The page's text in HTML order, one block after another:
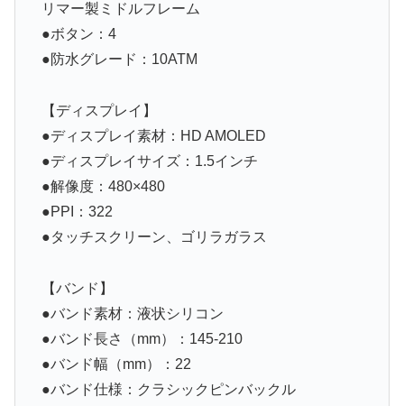
リマー製ミドルフレーム
●ボタン：4
●防水グレード：10ATM
【ディスプレイ】
●ディスプレイ素材：HD AMOLED
●ディスプレイサイズ：1.5インチ
●解像度：480×480
●PPI：322
●タッチスクリーン、ゴリラガラス
【バンド】
●バンド素材：液状シリコン
●バンド長さ（mm）：145-210
●バンド幅（mm）：22
●バンド仕様：クラシックピンバックル